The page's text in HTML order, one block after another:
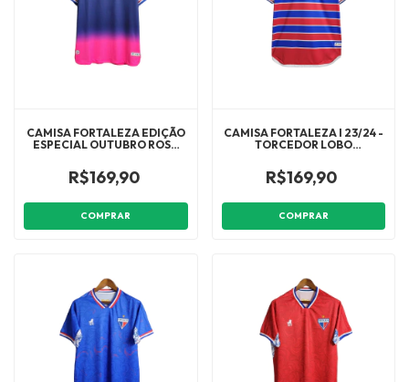
CAMISA FORTALEZA EDIÇÃO
ESPECIAL OUTUBRO ROSA
MASCULINA - AZUL COM
DETALHES EM ROSA
R$169,90
COMPRAR
CAMISA FORTALEZA I 23/24 -
TORCEDOR LOBO
R$169,90
COMPRAR